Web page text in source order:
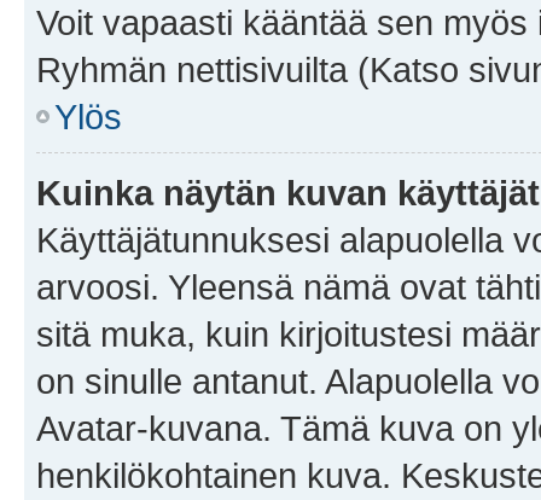
Voit vapaasti kääntää sen
Ryhmän nettisivuilta (Katso
Ylös
Kuinka näytän kuvan
Käyttäjätunnuksesi alapuolella
arvoosi. Yleensä nämä ovat
sitä muka, kuin kirjoitustesi
on sinulle antanut. Alapuolella
Avatar-kuvana. Tämä kuva on
henkilökohtainen kuva.